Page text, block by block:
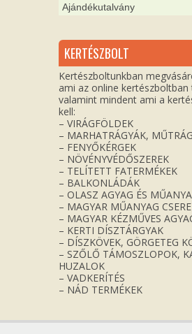
Ajándékutalvány
KERTÉSZBOLT
Kertészboltunkban
ami az online kertészboltban
valamint mindent ami a
kell:
– VIRÁGFÖLDEK
– MARHATRÁGYÁK,
– FENYŐKÉRGEK
– NÖVÉNYVÉDŐSZEREK
– TELÍTETT FATERMÉKEK
– BALKONLÁDÁK
– OLASZ AGYAG ÉS
– MAGYAR MŰANYAG
– MAGYAR KÉZMŰVES
– KERTI DÍSZTÁRGYAK
– DÍSZKÖVEK, GÖRGETEG
– SZŐLŐ TÁMOSZLOPOK,
HUZALOK
– VADKERÍTÉS
– NÁD TERMÉKEK